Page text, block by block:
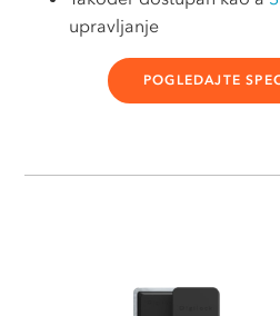
upravljanje
POGLEDAJTE